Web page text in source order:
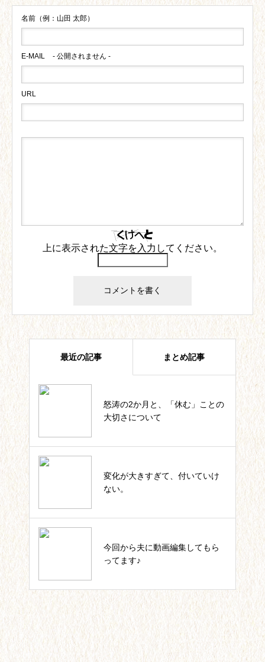
名前（例：山田 太郎）
E-MAIL - 公開されません -
URL
上に表示された文字を入力してください。
最近の記事 まとめ記事
怒涛の2か月と、「休む」ことの
大切さについて
変化が大きすぎて、付いていけ
ない。
今回から夫に動画編集してもら
ってます♪
四葉ストーリー記事一覧
私のカウンセラー起業。これまで
の軌跡一覧
いっしょにIKUJI★セルフコーチ
ング記事一覧